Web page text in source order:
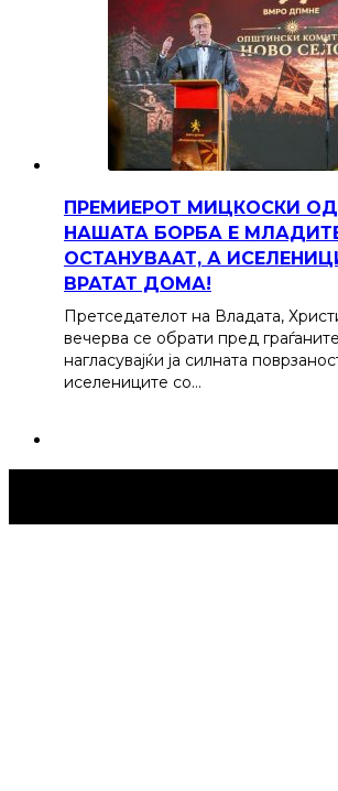
ПРЕМИЕРОТ МИЦКОСКИ
НАШАТА БОРБА Е
ОСТАНУВААТ, А
ВРАТАТ ДОМА!
Претседателот на Владата,
вечерва се обрати пред
нагласувајќи ја силната
иселениците со…